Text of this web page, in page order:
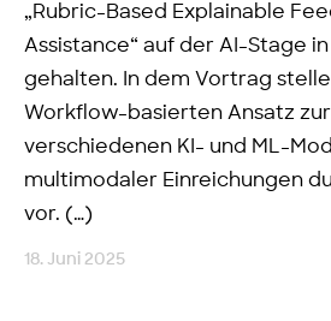
„Rubric-Based Explainable
Assistance“ auf der AI-Stage
gehalten. In dem Vortrag
Workflow-basierten Ansatz
verschiedenen KI- und ML-
multimodaler Einreichungen
vor. (…)
18. Juni 2025